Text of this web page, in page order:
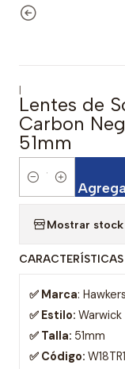
|
Lentes de
Carbon
51mm
Cantidad
Mostrar
✅ Marca: Hawkers
✅ Estilo: Warwick
✅ Talla: 51mm
✅ Código: